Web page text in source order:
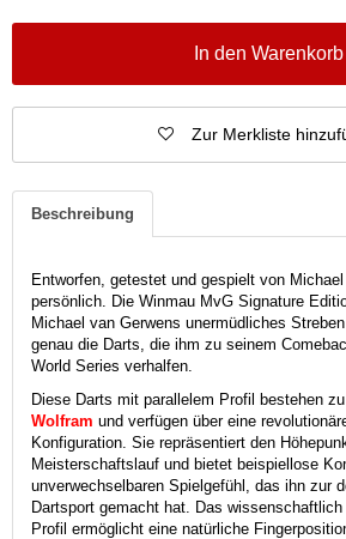
In den Warenkorb
Zur Merkliste
Beschreibung
Entworfen, getestet und gespielt von
persönlich. Die Winmau MvG Signature
Michael van Gerwens unermüdliches
genau die Darts, die ihm zu seinem
World Series verhalfen.
Diese Darts mit parallelem Profil bestehen zu
Wolfram und verfügen über eine
Konfiguration. Sie repräsentiert den
Meisterschaftslauf und bietet beispiellose
unverwechselbaren Spielgefühl, das ihn zur
Dartsport gemacht hat. Das
Profil ermöglicht eine natürliche